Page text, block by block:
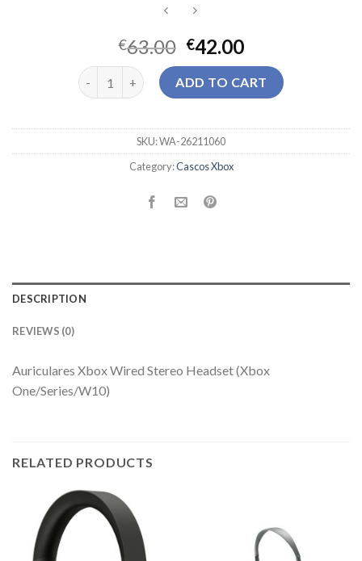
€63.00 €42.00
cascos xbox quantityADD TO CART
SKU:WA-26211060
Category:Cascos Xbox
DESCRIPTION
REVIEWS (0)
Auriculares Xbox Wired Stereo Headset (Xbox
One/Series/W10)
RELATED PRODUCTS